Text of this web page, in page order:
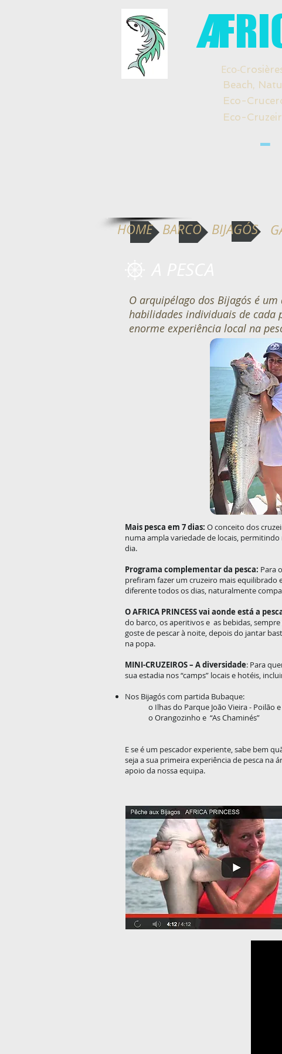
A
Eco-C
Beach,
Eco-Cruceros
Eco-Cruzeiros
-
BARCO
HOME BIJAGÓS
O arquipélago dos Bijagós é
habilidades individuais de cada
enorme experiência local na
Mais pesca em 7 dias: O conceito dos
numa ampla variedade de locais,
dia.
Programa complementar da pesca: Para
prefiram fazer um cruzeiro mais equilibrado
diferente todos os dias, naturalmente
O AFRICA PRINCESS vai aonde está a
do barco, os aperitivos e as bebidas,
goste de pescar à noite, depois do jantar
na popa.
MINI-CRUZEIROS – A diversidade: Para
sua estadia nos “camps” locais e hotéis,
Nos Bijagós com partida Bubaque:
o Ilhas do Parque João Vieira - Poilão
o Orangozinho e “As Chaminés”​
E se é um pescador experiente, sabe bem
seja a sua primeira experiência de pesca na
apoio da nossa equipa.